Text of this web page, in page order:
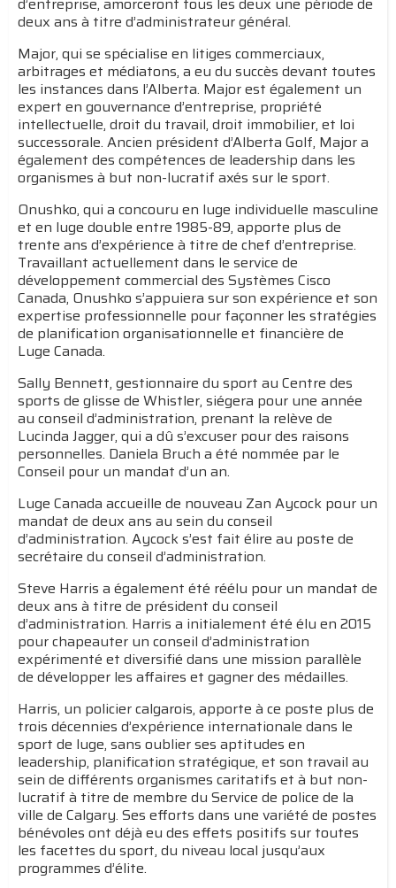
deux ans à titre d’administrateur général.
Major, qui se spécialise en litiges commerciaux,
arbitrages et médiatons, a eu du succès devant toutes
les instances dans l’Alberta. Major est également un
expert en gouvernance d’entreprise, propriété
intellectuelle, droit du travail, droit immobilier, et loi
successorale. Ancien président d’Alberta Golf, Major a
également des compétences de leadership dans les
organismes à but non-lucratif axés sur le sport.
Onushko, qui a concouru en luge individuelle masculine
et en luge double entre 1985-89, apporte plus de
trente ans d’expérience à titre de chef d’entreprise.
Travaillant actuellement dans le service de
développement commercial des Systèmes Cisco
Canada, Onushko s’appuiera sur son expérience et son
expertise professionnelle pour façonner les stratégies
de planification organisationnelle et financière de
Luge Canada.
Sally Bennett, gestionnaire du sport au Centre des
sports de glisse de Whistler, siégera pour une année
au conseil d’administration, prenant la relève de
Lucinda Jagger, qui a dû s’excuser pour des raisons
personnelles. Daniela Bruch a été nommée par le
Conseil pour un mandat d’un an.
Luge Canada accueille de nouveau Zan Aycock pour un
mandat de deux ans au sein du conseil
d’administration. Aycock s’est fait élire au poste de
secrétaire du conseil d’administration.
Steve Harris a également été réélu pour un mandat de
deux ans à titre de président du conseil
d’administration. Harris a initialement été élu en 2015
pour chapeauter un conseil d’administration
expérimenté et diversifié dans une mission parallèle
de développer les affaires et gagner des médailles.
Harris, un policier calgarois, apporte à ce poste plus de
trois décennies d’expérience internationale dans le
sport de luge, sans oublier ses aptitudes en
leadership, planification stratégique, et son travail au
sein de différents organismes caritatifs et à but non-
lucratif à titre de membre du Service de police de la
ville de Calgary. Ses efforts dans une variété de postes
bénévoles ont déjà eu des effets positifs sur toutes
les facettes du sport, du niveau local jusqu’aux
programmes d’élite.